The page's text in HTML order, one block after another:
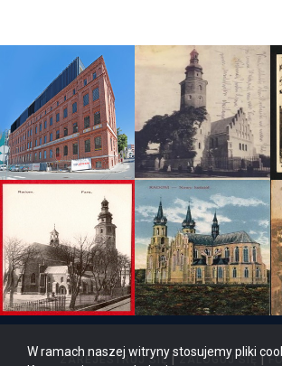
ZAREJESTRUJ SIĘ |ZALOGUJ SIĘ |
W ramach naszej witryny stosujemy pliki